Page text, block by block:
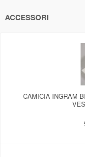
ACCESSORI
CAMICIA INGRAM